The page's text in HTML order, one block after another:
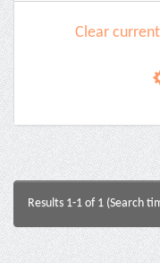
Clear
Results 1-1 of 1 (Search